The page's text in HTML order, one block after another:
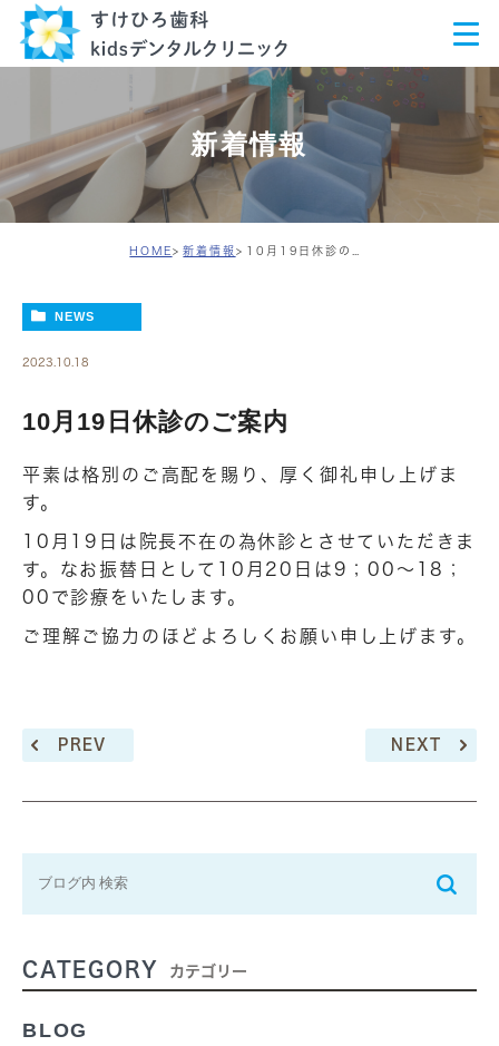
新着情報
HOME 新着情報
NEWS
2023.10.18
10月19日休診のご案内
平素は格別のご高配を賜り、厚く御礼申し上げま
す。
10月19日は院長不在の為休診とさせていただきま
す。なお振替日として10月20日は9；00～18；
00で診療をいたします。
ご理解ご協力のほどよろしくお願い申し上げます。
PREV NEXT
CATEGORY カテゴリー
BLOG